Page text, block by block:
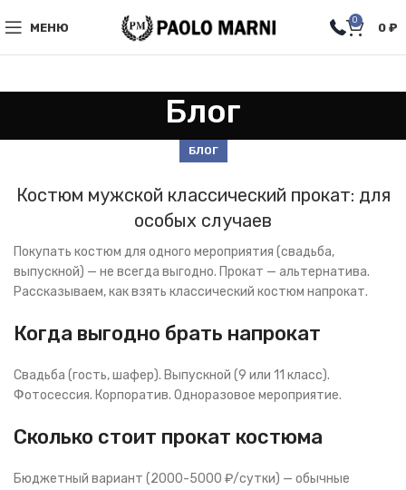
МЕНЮ
0
0 ₽
Блог
БЛОГ
Костюм мужской классический прокат: для
особых случаев
Покупать костюм для одного мероприятия (свадьба,
выпускной) — не всегда выгодно. Прокат — альтернатива.
Рассказываем, как взять классический костюм напрокат.
Когда выгодно брать напрокат
Свадьба (гость, шафер). Выпускной (9 или 11 класс).
Фотосессия. Корпоратив. Одноразовое мероприятие.
Сколько стоит прокат костюма
Бюджетный вариант (2000-5000 ₽/сутки) — обычные